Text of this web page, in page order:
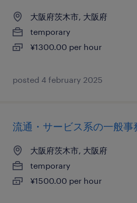
大阪府茨木市, 大阪府
temporary
¥1300.00 per hour
posted 4 february 2025
流通・サービス系の一般事
大阪府茨木市, 大阪府
temporary
¥1500.00 per hour